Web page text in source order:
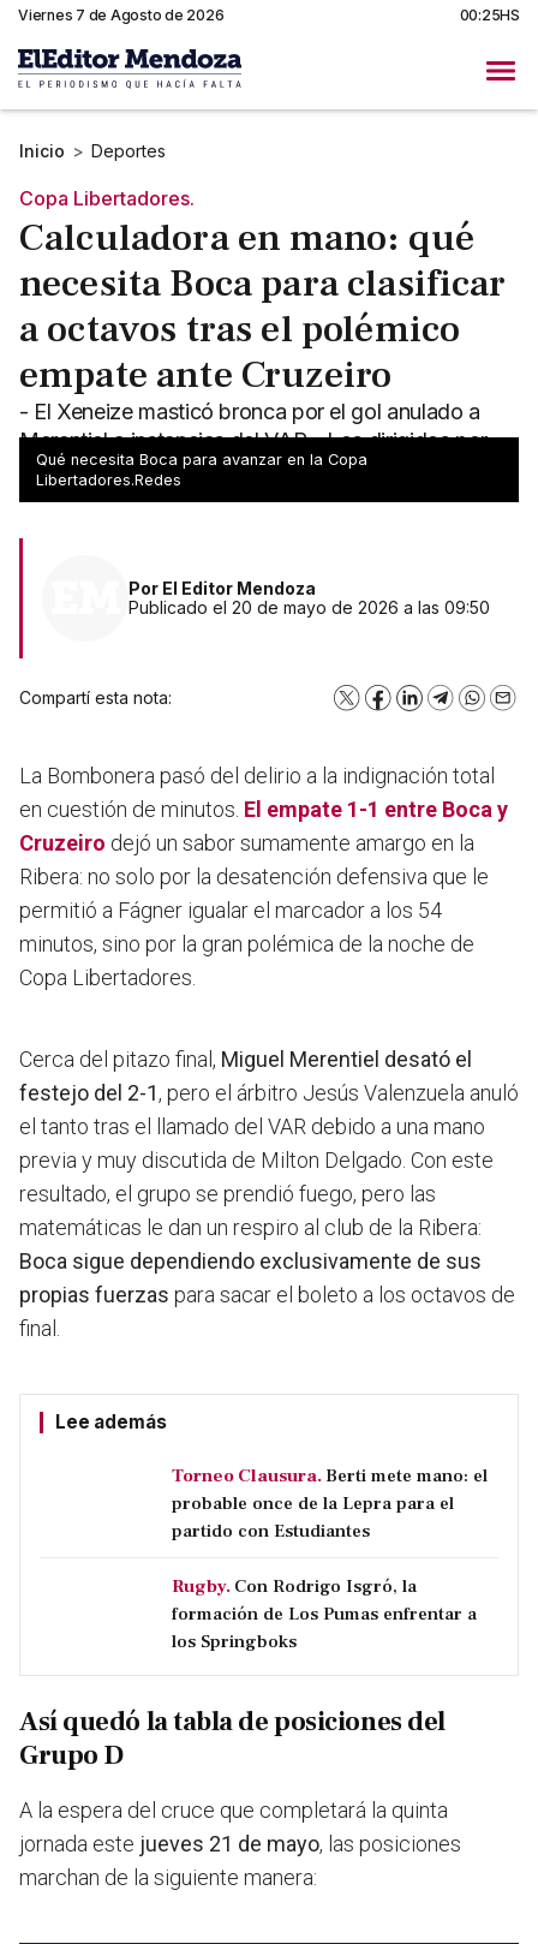
Viernes 7 de Agosto de 2026 00:25HS
Inicio > Deportes
Copa Libertadores.
Calculadora en mano: qué
necesita Boca para clasificar
a octavos tras el polémico
empate ante Cruzeiro
- El Xeneize masticó bronca por el gol anulado a
Merentiel a instancias del VAR - Los dirigidos por
Claudio Úbeda siguen dependiendo de sí mismos
Qué necesita Boca para avanzar en la Copa
Libertadores.Redes
Por El Editor Mendoza
Publicado el 20 de mayo de 2026 a las 09:50
Compartí esta nota: X Facebook
LinkedInTelegram
La Bombonera pasó del delirio a la indignación total
en cuestión de minutos. El empate 1-1 entre Boca y
Cruzeiro dejó un sabor sumamente amargo en la
Ribera: no solo por la desatención defensiva que le
permitió a Fágner igualar el marcador a los 54
minutos, sino por la gran polémica de la noche de
Copa Libertadores.
Cerca del pitazo final, Miguel Merentiel desató el
festejo del 2-1, pero el árbitro Jesús Valenzuela anuló
el tanto tras el llamado del VAR debido a una mano
previa y muy discutida de Milton Delgado. Con este
resultado, el grupo se prendió fuego, pero las
matemáticas le dan un respiro al club de la Ribera:
Boca sigue dependiendo exclusivamente de sus
propias fuerzas para sacar el boleto a los octavos de
final.
Lee además
Torneo Clausura. Berti mete mano: el
probable once de la Lepra para el
partido con Estudiantes
Rugby. Con Rodrigo Isgró, la
formación de Los Pumas enfrentar a
los Springboks
Así quedó la tabla de posiciones del
Grupo D
A la espera del cruce que completará la quinta
jornada este jueves 21 de mayo, las posiciones
marchan de la siguiente manera: